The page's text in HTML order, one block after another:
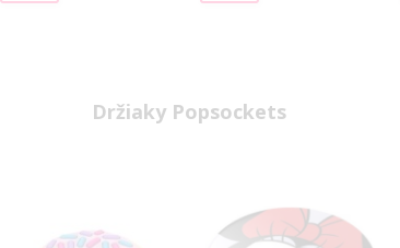
Držiaky Popsockets